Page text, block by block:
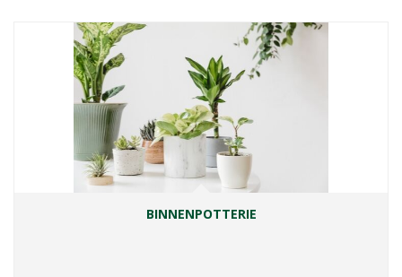
BINNENPOTTERIE